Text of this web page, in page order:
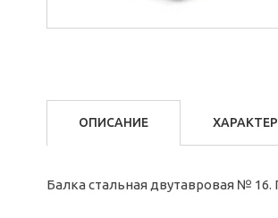
ОПИСАНИЕ
Балка стальная двутавровая № 16.